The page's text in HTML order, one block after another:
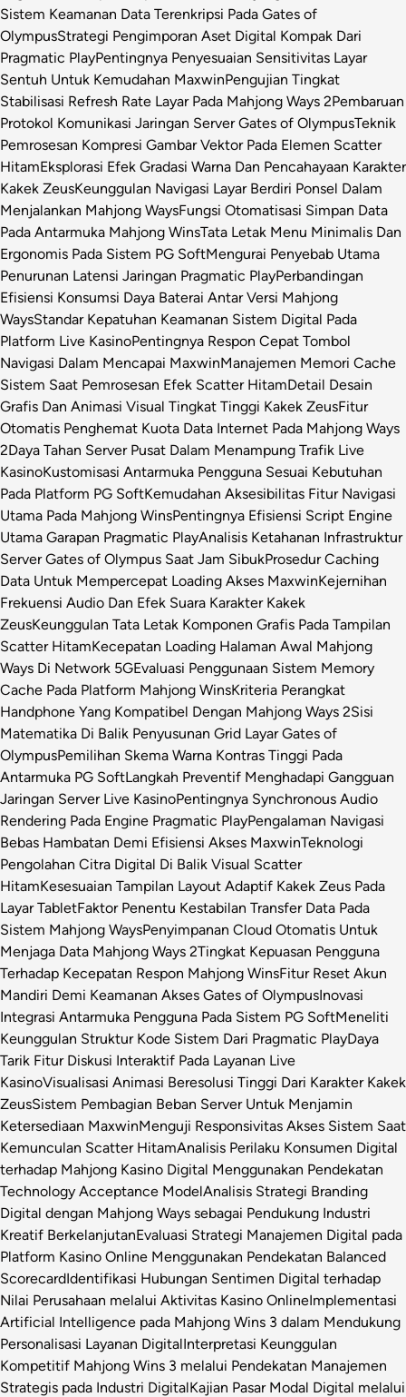
Sistem Keamanan Data Terenkripsi Pada Gates of
OlympusStrategi Pengimporan Aset Digital Kompak Dari
Pragmatic PlayPentingnya Penyesuaian Sensitivitas Layar
Sentuh Untuk Kemudahan MaxwinPengujian Tingkat
Stabilisasi Refresh Rate Layar Pada Mahjong Ways 2Pembaruan
Protokol Komunikasi Jaringan Server Gates of OlympusTeknik
Pemrosesan Kompresi Gambar Vektor Pada Elemen Scatter
HitamEksplorasi Efek Gradasi Warna Dan Pencahayaan Karakter
Kakek ZeusKeunggulan Navigasi Layar Berdiri Ponsel Dalam
Menjalankan Mahjong WaysFungsi Otomatisasi Simpan Data
Pada Antarmuka Mahjong WinsTata Letak Menu Minimalis Dan
Ergonomis Pada Sistem PG SoftMengurai Penyebab Utama
Penurunan Latensi Jaringan Pragmatic PlayPerbandingan
Efisiensi Konsumsi Daya Baterai Antar Versi Mahjong
WaysStandar Kepatuhan Keamanan Sistem Digital Pada
Platform Live KasinoPentingnya Respon Cepat Tombol
Navigasi Dalam Mencapai MaxwinManajemen Memori Cache
Sistem Saat Pemrosesan Efek Scatter HitamDetail Desain
Grafis Dan Animasi Visual Tingkat Tinggi Kakek ZeusFitur
Otomatis Penghemat Kuota Data Internet Pada Mahjong Ways
2Daya Tahan Server Pusat Dalam Menampung Trafik Live
KasinoKustomisasi Antarmuka Pengguna Sesuai Kebutuhan
Pada Platform PG SoftKemudahan Aksesibilitas Fitur Navigasi
Utama Pada Mahjong WinsPentingnya Efisiensi Script Engine
Utama Garapan Pragmatic PlayAnalisis Ketahanan Infrastruktur
Server Gates of Olympus Saat Jam SibukProsedur Caching
Data Untuk Mempercepat Loading Akses MaxwinKejernihan
Frekuensi Audio Dan Efek Suara Karakter Kakek
ZeusKeunggulan Tata Letak Komponen Grafis Pada Tampilan
Scatter HitamKecepatan Loading Halaman Awal Mahjong
Ways Di Network 5GEvaluasi Penggunaan Sistem Memory
Cache Pada Platform Mahjong WinsKriteria Perangkat
Handphone Yang Kompatibel Dengan Mahjong Ways 2Sisi
Matematika Di Balik Penyusunan Grid Layar Gates of
OlympusPemilihan Skema Warna Kontras Tinggi Pada
Antarmuka PG SoftLangkah Preventif Menghadapi Gangguan
Jaringan Server Live KasinoPentingnya Synchronous Audio
Rendering Pada Engine Pragmatic PlayPengalaman Navigasi
Bebas Hambatan Demi Efisiensi Akses MaxwinTeknologi
Pengolahan Citra Digital Di Balik Visual Scatter
HitamKesesuaian Tampilan Layout Adaptif Kakek Zeus Pada
Layar TabletFaktor Penentu Kestabilan Transfer Data Pada
Sistem Mahjong WaysPenyimpanan Cloud Otomatis Untuk
Menjaga Data Mahjong Ways 2Tingkat Kepuasan Pengguna
Terhadap Kecepatan Respon Mahjong WinsFitur Reset Akun
Mandiri Demi Keamanan Akses Gates of OlympusInovasi
Integrasi Antarmuka Pengguna Pada Sistem PG SoftMeneliti
Keunggulan Struktur Kode Sistem Dari Pragmatic PlayDaya
Tarik Fitur Diskusi Interaktif Pada Layanan Live
KasinoVisualisasi Animasi Beresolusi Tinggi Dari Karakter Kakek
ZeusSistem Pembagian Beban Server Untuk Menjamin
Ketersediaan MaxwinMenguji Responsivitas Akses Sistem Saat
Kemunculan Scatter HitamAnalisis Perilaku Konsumen Digital
terhadap Mahjong Kasino Digital Menggunakan Pendekatan
Technology Acceptance ModelAnalisis Strategi Branding
Digital dengan Mahjong Ways sebagai Pendukung Industri
Kreatif BerkelanjutanEvaluasi Strategi Manajemen Digital pada
Platform Kasino Online Menggunakan Pendekatan Balanced
ScorecardIdentifikasi Hubungan Sentimen Digital terhadap
Nilai Perusahaan melalui Aktivitas Kasino OnlineImplementasi
Artificial Intelligence pada Mahjong Wins 3 dalam Mendukung
Personalisasi Layanan DigitalInterpretasi Keunggulan
Kompetitif Mahjong Wins 3 melalui Pendekatan Manajemen
Strategis pada Industri DigitalKajian Pasar Modal Digital melalui